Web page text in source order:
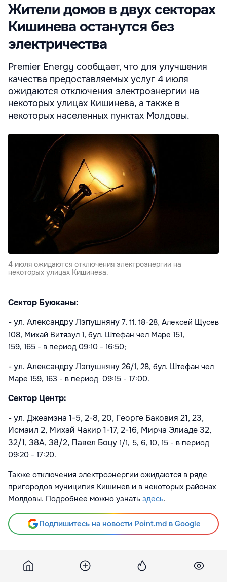
Жители домов в двух секторах
Кишинева останутся без
электричества
Premier Energy сообщает, что для улучшения
качества предоставляемых услуг 4 июля
ожидаются отключения электроэнергии на
некоторых улицах Кишинева, а также в
некоторых населенных пунктах Молдовы.
4 июля ожидаются отключения электроэнергии на
некоторых улицах Кишинева.
Сектор Буюканы:
- ул. Александру Лэпушняну 7, 11, 18-28, Алексей Щусев
108, Михай Витязул 1, бул. Штефан чел Маре 151,
159, 165 - в период 09:10 - 16:50;
- ул. Александру Лэпушняну 26/1, 28, бул. Штефан чел
Маре 159, 163 - в период 09:15 - 17:00.
Сектор Центр:
- ул. Джеамэна 1-5, 2-8, 20, Георге Баковия 21, 23,
Исмаил 2, Михай Чакир 1-17, 2-16, Мирча Элиаде 32,
32/1, 38А, 38/2, Павел Боцу 1/1, 5, 6, 10, 15 - в период
09:20 - 17:20.
Также отключения электроэнергии ожидаются в ряде
пригородов муниципия Кишинев и в некоторых районах
Молдовы. Подробнее можно узнать здесь.
Подпишитесь на новости Point.md в Google